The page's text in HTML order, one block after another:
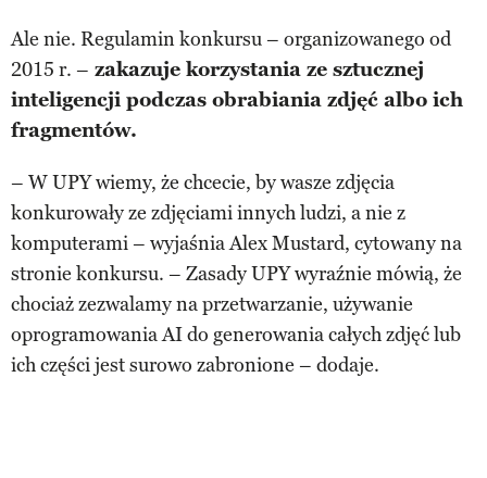
Ale nie. Regulamin konkursu – organizowanego od
2015 r. – zakazuje korzystania ze sztucznej
inteligencji podczas obrabiania zdjęć albo ich
fragmentów.
– W UPY wiemy, że chcecie, by wasze zdjęcia
konkurowały ze zdjęciami innych ludzi, a nie z
komputerami – wyjaśnia Alex Mustard, cytowany na
stronie konkursu. – Zasady UPY wyraźnie mówią, że
chociaż zezwalamy na przetwarzanie, używanie
oprogramowania AI do generowania całych zdjęć lub
ich części jest surowo zabronione – dodaje.